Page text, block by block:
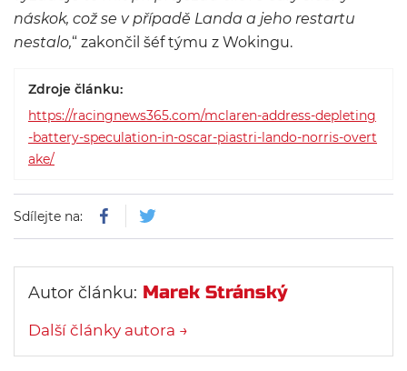
náskok, což se v případě Landa a jeho restartu
nestalo,“ zakončil šéf týmu z Wokingu.
Zdroje článku:
https://racingnews365.com/mclaren-address-depleting
-battery-speculation-in-oscar-piastri-lando-norris-overt
ake/
Sdílejte na:
Autor článku: Marek Stránský
Další články autora →